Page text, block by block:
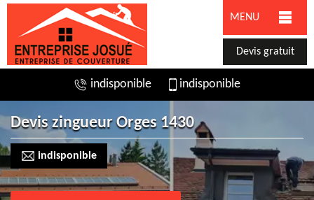
MENU
Devis gratuit
indisponible indisponible
Devis zingueur Orges 1430
indisponible